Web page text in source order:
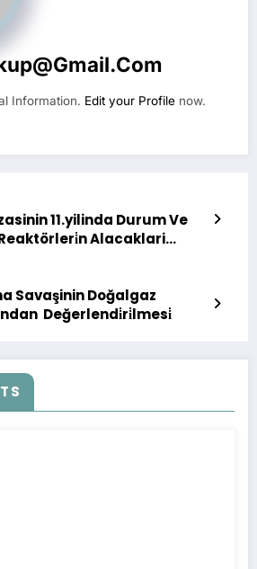
Information. Edit your Profile now.
11.yilinda Durum Ve
Alacaklari
Savaşinin Doğalgaz
Değerlendi̇ri̇lmesi̇